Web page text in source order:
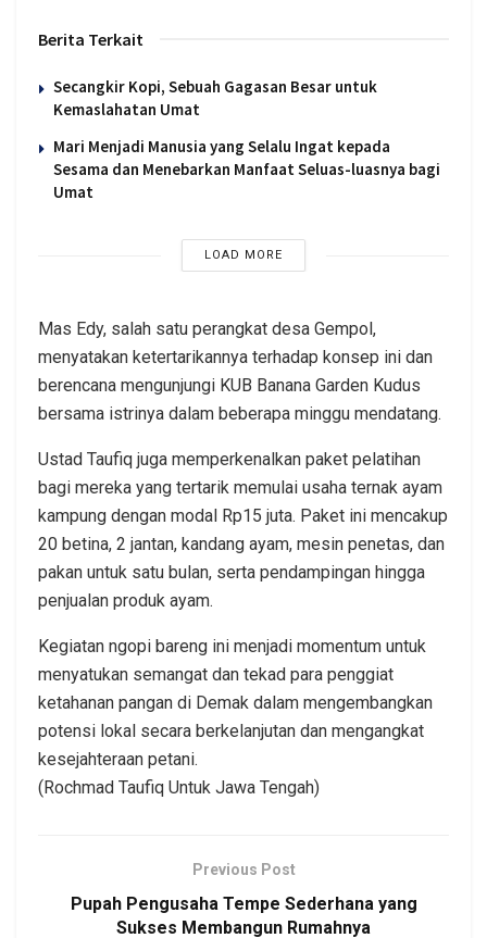
Berita Terkait
Secangkir Kopi, Sebuah Gagasan Besar untuk
Kemaslahatan Umat
Mari Menjadi Manusia yang Selalu Ingat kepada
Sesama dan Menebarkan Manfaat Seluas-luasnya bagi
Umat
LOAD MORE
Mas Edy, salah satu perangkat desa Gempol,
menyatakan ketertarikannya terhadap konsep ini dan
berencana mengunjungi KUB Banana Garden Kudus
bersama istrinya dalam beberapa minggu mendatang.
Ustad Taufiq juga memperkenalkan paket pelatihan
bagi mereka yang tertarik memulai usaha ternak ayam
kampung dengan modal Rp15 juta. Paket ini mencakup
20 betina, 2 jantan, kandang ayam, mesin penetas, dan
pakan untuk satu bulan, serta pendampingan hingga
penjualan produk ayam.
Kegiatan ngopi bareng ini menjadi momentum untuk
menyatukan semangat dan tekad para penggiat
ketahanan pangan di Demak dalam mengembangkan
potensi lokal secara berkelanjutan dan mengangkat
kesejahteraan petani.
(Rochmad Taufiq Untuk Jawa Tengah)
Previous Post
Pupah Pengusaha Tempe Sederhana yang
Sukses Membangun Rumahnya